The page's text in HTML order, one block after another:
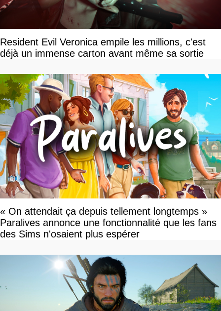
Resident Evil Veronica empile les millions, c'est
déjà un immense carton avant même sa sortie
« On attendait ça depuis tellement longtemps »
Paralives annonce une fonctionnalité que les fans
des Sims n'osaient plus espérer